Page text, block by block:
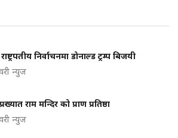
निर्वाचनमा डोनाल्ड ट्रम्प बिजयी
न्युज
राम मन्दिर को प्राण प्रतिष्ठा
न्युज